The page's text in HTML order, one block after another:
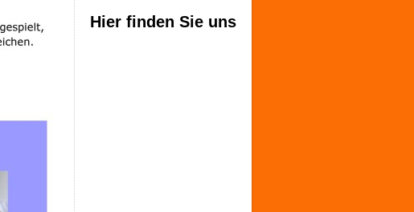
Hier finden Sie uns